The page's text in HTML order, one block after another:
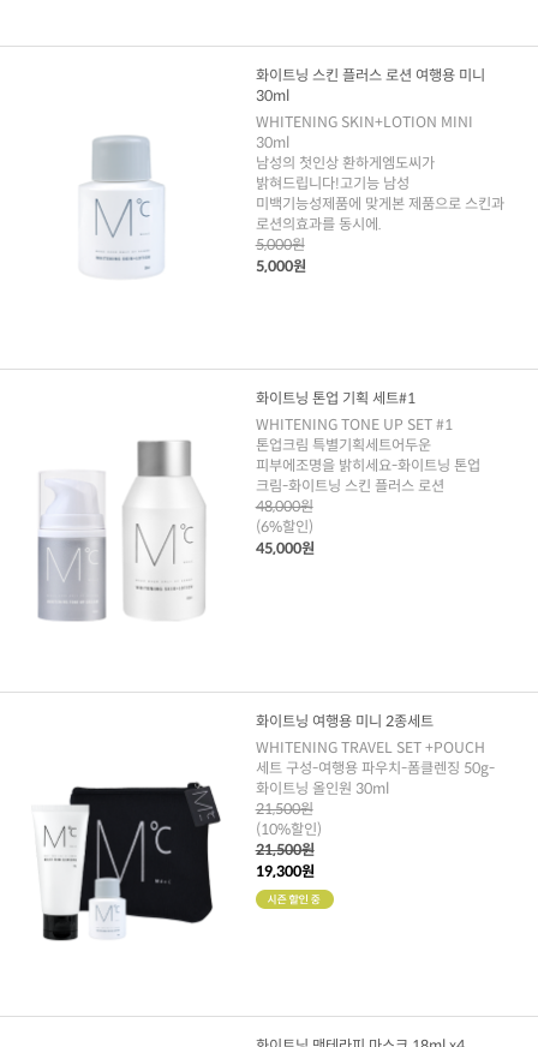
화이트닝 스킨 플러스 로션 여행용 미니
30ml
WHITENING SKIN+LOTION MINI
30ml
남성의 첫인상 환하게엠도씨가
밝혀드립니다!고기능 남성
미백기능성제품에 맞게본 제품으로 스킨과
로션의효과를 동시에.
5,000원
5,000원
화이트닝 톤업 기획 세트#1
WHITENING TONE UP SET #1
톤업크림 특별기획세트어두운
피부에조명을 밝히세요-화이트닝 톤업
크림-화이트닝 스킨 플러스 로션
48,000원
(6%할인)
45,000원
화이트닝 여행용 미니 2종세트
WHITENING TRAVEL SET +POUCH
세트 구성-여행용 파우치-폼클렌징 50g-
화이트닝 올인원 30ml
21,500원
(10%할인)
21,500원
19,300원